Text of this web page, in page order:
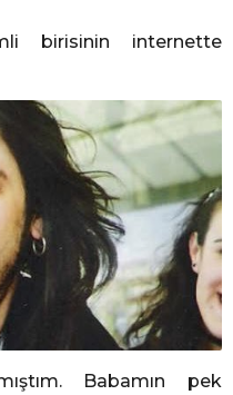
birisinin internette
Babamın pek